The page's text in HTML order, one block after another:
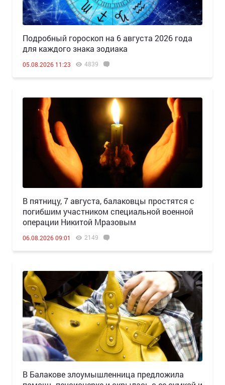
Подробный гороскоп на 6 августа 2026 года
для каждого знака зодиака
05.08.2026 11:23 4839
В пятницу, 7 августа, балаковцы простятся с
погибшим участником специальной военной
операции Никитой Мразовым
06.08.2026 09:01 2149
В Балакове злоумышленница предложила